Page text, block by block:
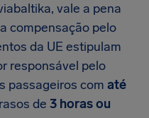
vale a pena
compensação pelo
da UE estipulam
responsável pelo
passageiros com até
de 3 horas ou